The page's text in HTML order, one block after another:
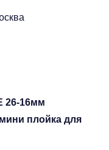
26-16мм
плойка для